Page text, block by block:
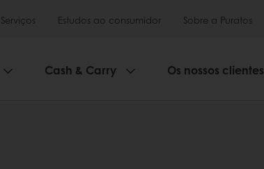
Serviços Estudos ao consumidor Sobre a Puratos
Cash & Carry Os nossos clientes